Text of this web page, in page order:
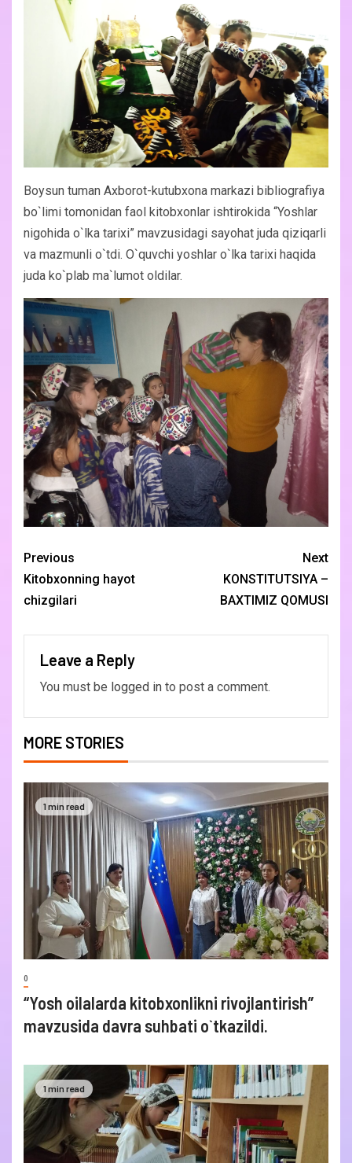
Boysun tuman Axborot-kutubxona markazi bibliografiya
bo`limi tomonidan faol kitobxonlar ishtirokida “Yoshlar
nigohida o`lka tarixi” mavzusidagi sayohat juda qiziqarli
va mazmunli o`tdi. O`quvchi yoshlar o`lka tarixi haqida
juda ko`plab ma`lumot oldilar.
Previous
Kitobxonning hayot
chizgilari
Next
KONSTITUTSIYA –
BAXTIMIZ QOMUSI
Leave a Reply
You must be logged in to post a comment.
MORE STORIES
1 min read
0
“Yosh oilalarda kitobxonlikni rivojlantirish”
mavzusida davra suhbati o`tkazildi.
1 min read